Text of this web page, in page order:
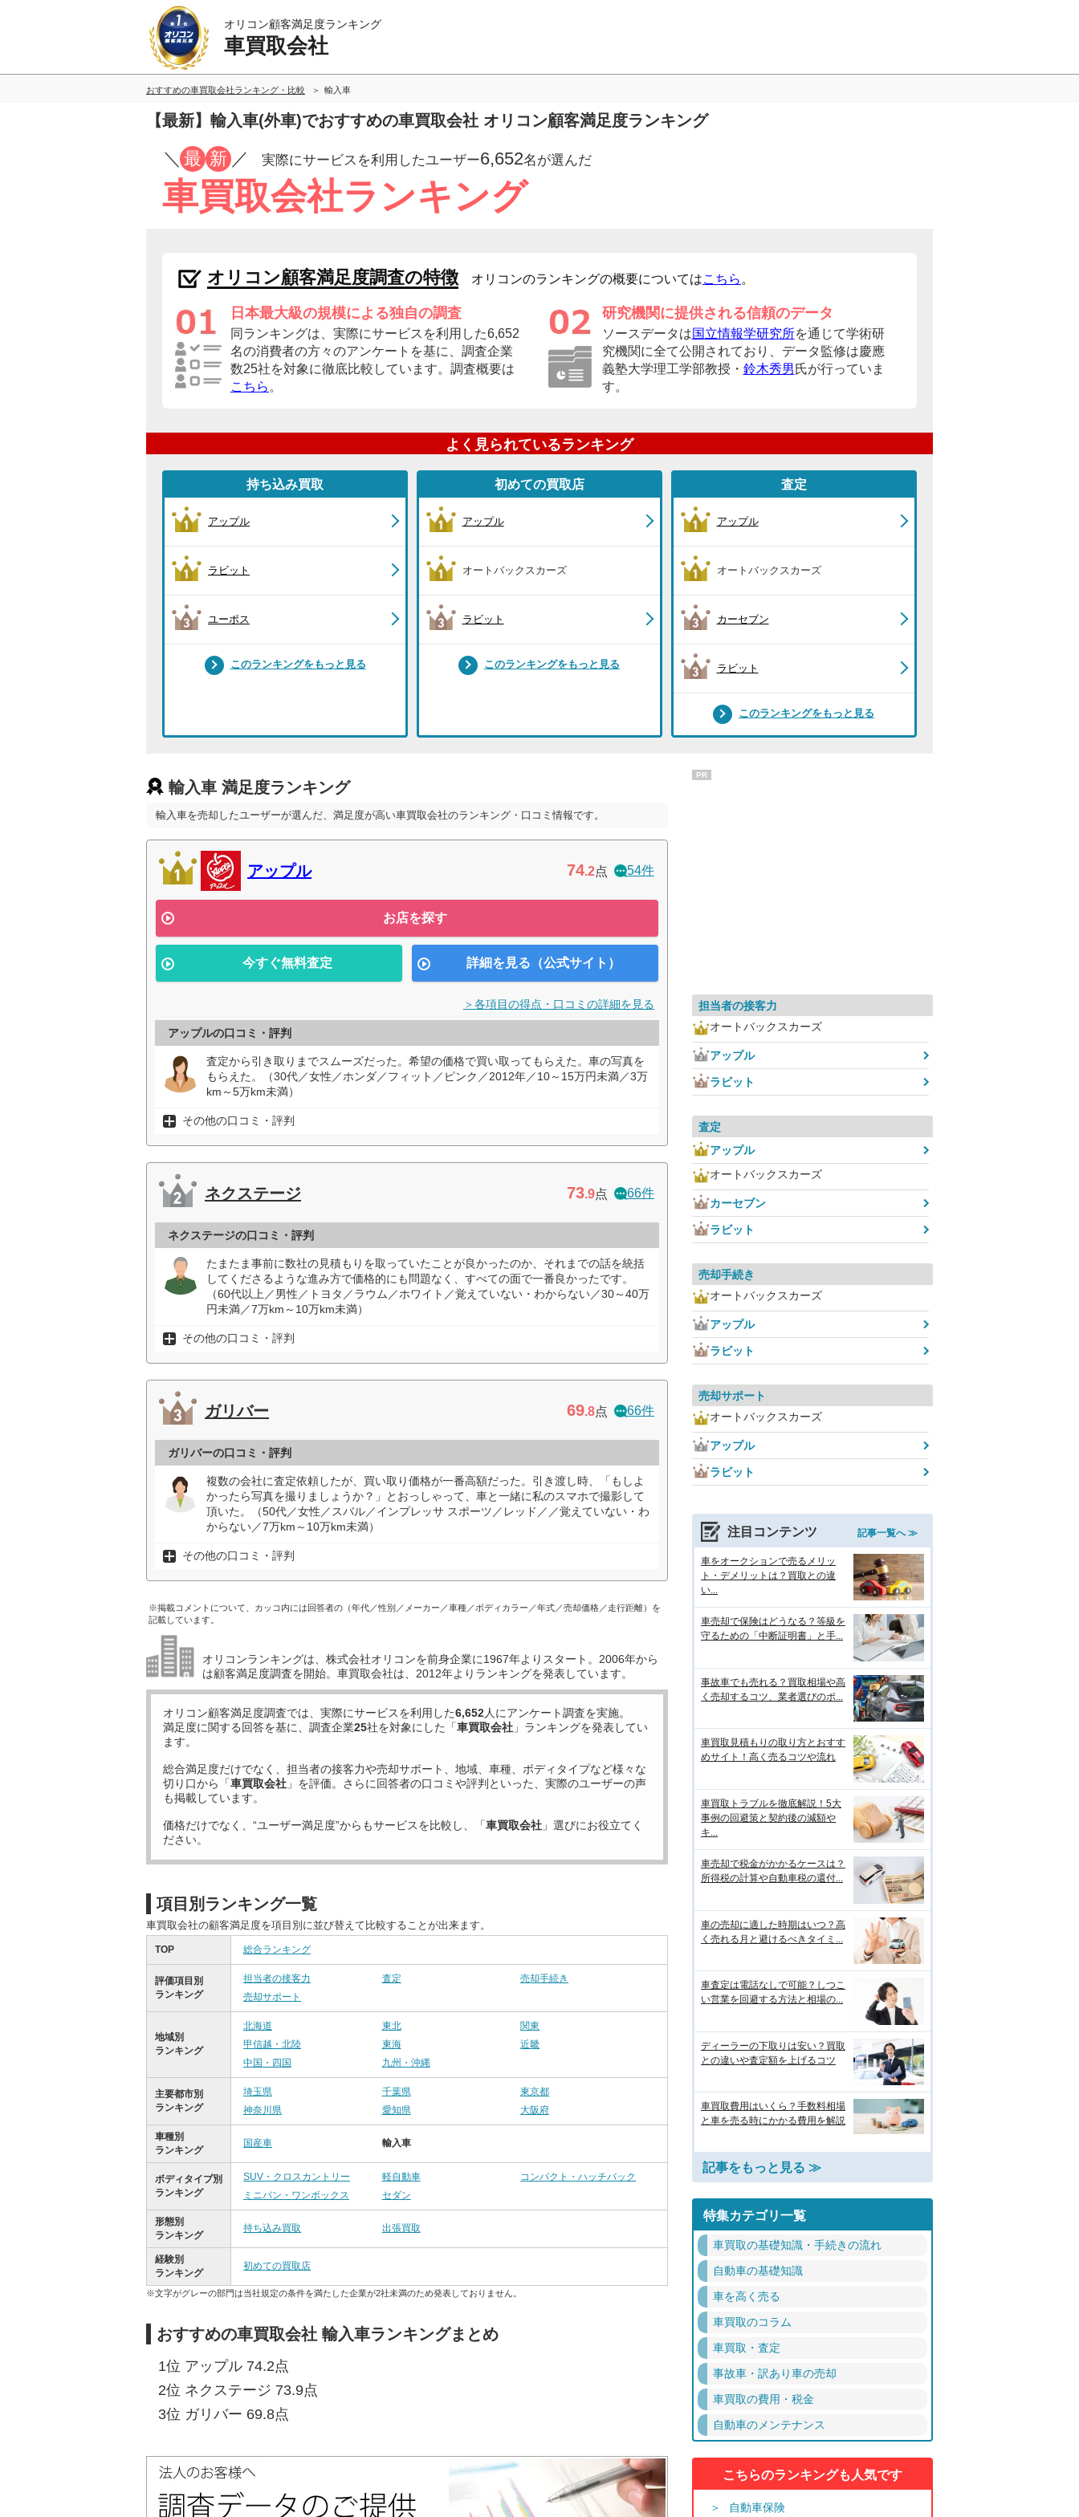
オリコン顧客満足度ランキング
車買取会社
おすすめの車買取会社ランキング・比較 輸入車
【最新】輸入車(外車)でおすすめの車買取会社 オリコン顧客満足度ランキング
／ 最 新 ／ 実際にサービスを利用したユーザー6,652名が選んだ
車買取会社ランキング
オリコン顧客満足度調査の特徴 オリコンのランキングの概要についてはこちら 。
日本最大級の規模による独自の調査
同ランキングは、実際にサービスを利用した6,652
名の消費者の方々のアンケートを基に、調査企業
数25社を対象に徹底比較しています。調査概要は
こちら 。
研究機関に提供される信頼のデータ
ソースデータは国立情報学研究所を通じて学術研
究機関に全て公開されており、データ監修は慶應
義塾大学理工学部教授・ 鈴木秀男 氏が行っていま
す。
よく見られているランキング
持ち込み買取
アップル
ラビット
ユーポス
このランキングをもっと見る
初めての買取店
アップル
オートバックスカーズ
ラビット
このランキングをもっと見る
査定
アップル
オートバックスカーズ
カーセブン
ラビット
このランキングをもっと見る
輸入車 満足度ランキング
輸入車を売却したユーザーが選んだ、満足度が高い車買取会社のランキング・口コミ情報です。
アップル 74.2点 54件
お店を探す
今すぐ無料査定 詳細を見る（公式サイト）
＞各項目の得点・口コミの詳細を見る
アップルの口コミ・評判
査定から引き取りまでスムーズだった。希望の価格で買い取ってもらえた。車の写真を
もらえた。（30代／女性／ホンダ／フィット／ピンク／2012年／10～15万円未満／3万
km～5万km未満）
その他の口コミ・評判
ネクステージ 73.9点 66件
ネクステージの口コミ・評判
たまたま事前に数社の見積もりを取っていたことが良かったのか、それまでの話を統括
してくださるような進み方で価格的にも問題なく、すべての面で一番良かったです。
（60代以上／男性／トヨタ／ラウム／ホワイト／覚えていない・わからない／30～40万
円未満／7万km～10万km未満）
その他の口コミ・評判
ガリバー 69.8点 66件
ガリバーの口コミ・評判
複数の会社に査定依頼したが、買い取り価格が一番高額だった。引き渡し時、「もしよ
かったら写真を撮りましょうか？」とおっしゃって、車と一緒に私のスマホで撮影して
頂いた。（50代／女性／スバル／インプレッサ スポーツ／レッド／／覚えていない・わ
からない／7万km～10万km未満）
その他の口コミ・評判
※掲載コメントについて、カッコ内には回答者の（年代／性別／メーカー／車種／ボディカラー／年式／売却価格／走行距離）を
記載しています。
オリコンランキングは、株式会社オリコンを前身企業に1967年よりスタート。2006年から
は顧客満足度調査を開始。車買取会社は、2012年よりランキングを発表しています。
オリコン顧客満足度調査では、実際にサービスを利用した6,652人にアンケート調査を実施。
満足度に関する回答を基に、調査企業25社を対象にした「車買取会社 」ランキングを発表してい
ます。
総合満足度だけでなく、担当者の接客力や売却サポート、地域、車種、ボディタイプなど様々な
切り口から「車買取会社 」を評価。さらに回答者の口コミや評判といった、実際のユーザーの声
も掲載しています。
価格だけでなく、“ユーザー満足度”からもサービスを比較し、「車買取会社 」選びにお役立てく
ださい。
項目別ランキング一覧
車買取会社の顧客満足度を項目別に並び替えて比較することが出来ます。
TOP 総合ランキング
評価項目別
ランキング
担当者の接客力 査定
売却手続き
売却サポート
地域別
ランキング
北海道 東北
関東
甲信越・北陸
東海
近畿
中国・四国
九州・沖縄
主要都市別
ランキング
埼玉県 千葉県
東京都
神奈川県
愛知県 大阪府
車種別
ランキング
国産車 輸入車
ボディタイプ別
ランキング
SUV・クロスカントリー 軽自動車
コンパクト・ハッチバック
ミニバン・ワンボックス
セダン
形態別
ランキング
持ち込み買取 出張買取
経験別
ランキング
初めての買取店
※文字がグレーの部門は当社規定の条件を満たした企業が2社未満のため発表しておりません。
おすすめの車買取会社 輸入車ランキングまとめ
1位 アップル 74.2点
2位 ネクステージ 73.9点
3位 ガリバー 69.8点
PR
担当者の接客力
オートバックスカーズ
アップル
ラビット
査定
アップル
オートバックスカーズ
カーセブン
ラビット
売却手続き
オートバックスカーズ
アップル
ラビット
売却サポート
オートバックスカーズ
アップル
ラビット
注目コンテンツ 記事一覧へ ≫
車をオークションで売るメリッ
ト・デメリットは？買取との違
い...
車売却で保険はどうなる？等級を
守るための「中断証明書」と手...
事故車でも売れる？買取相場や高
く売却するコツ、業者選びのポ...
車買取見積もりの取り方とおすす
めサイト！高く売るコツや流れ
車買取トラブルを徹底解説！5大
事例の回避策と契約後の減額や
キ...
車売却で税金がかかるケースは？
所得税の計算や自動車税の還付...
車の売却に適した時期はいつ？高
く売れる月と避けるべきタイミ...
車査定は電話なしで可能？しつこ
い営業を回避する方法と相場の...
ディーラーの下取りは安い？買取
との違いや査定額を上げるコツ
車買取費用はいくら？手数料相場
と車を売る時にかかる費用を解説
記事をもっと見る ≫
特集カテゴリ一覧
車買取の基礎知識・手続きの流れ
自動車の基礎知識
車を高く売る
車買取のコラム
車買取・査定
事故車・訳あり車の売却
車買取の費用・税金
自動車のメンテナンス
こちらのランキングも人気です
自動車保険